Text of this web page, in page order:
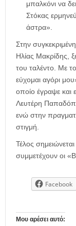
μπαλκόνι να
Στόκας
άστρα».
Στην
Ηλίας Μακρίδης,
του ταλέντο. Με
εύχομαι αγόρι
οποίο έγραψε και
Λευτέρη
ενώ στην
στιγμή.
Τέλος
συμμετέχουν οι
Facebook
Μου αρέσει αυτό: